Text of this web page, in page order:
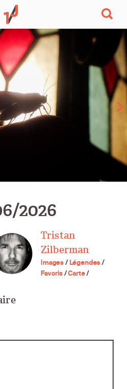
photo
par
jour
2026
Tristan
Zilberman
Images/Légendes/
Favoris/Carte/